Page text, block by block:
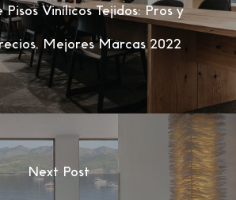
Pisos Vinílicos Tejidos: Pros y
Mejores Marcas 2022
Next Post